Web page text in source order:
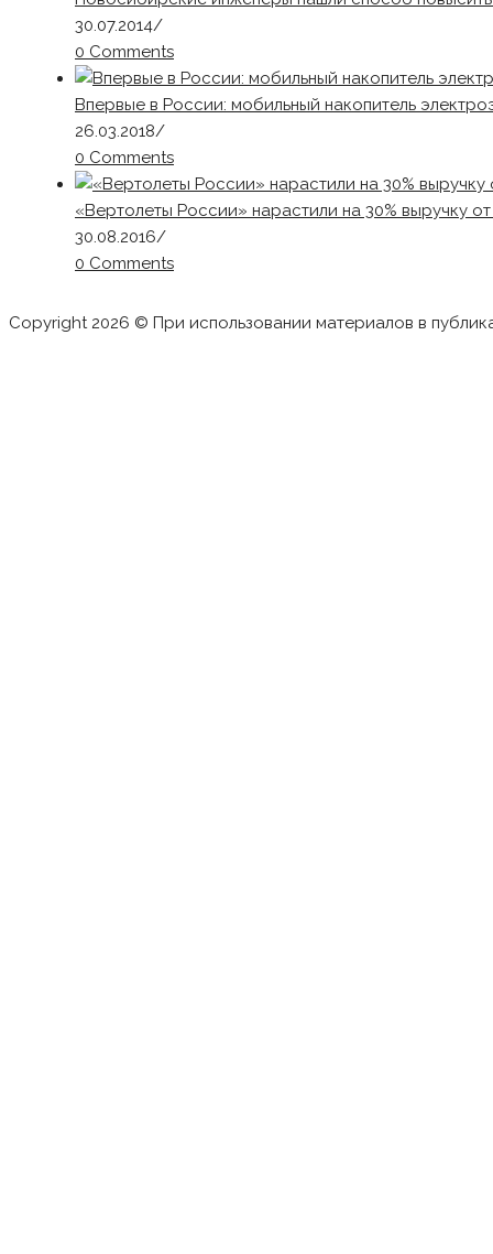
30.07.2014/
0 Comments
Впервые в России: мобильный накопитель
26.03.2018/
0 Comments
«Вертолеты России» нарастили на 30% выручку
30.08.2016/
0 Comments
Copyright 2026 © При использовании материалов в